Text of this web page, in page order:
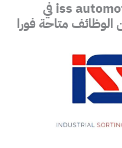
توظف شركة iss automotive في
الوظائف متاحة فورا